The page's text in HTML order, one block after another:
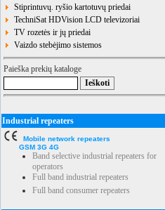
Stiprintuvų. ryšio kartotuvų priedai
TechniSat HDVision LCD televizoriai
TV rozetės ir jų priedai
Vaizdo stebėjimo sistemos
Paieška prekių kataloge
Industrial repeaters
Mobile network repeaters
GSM 3G 4G
Band selective industrial repeaters for
operators
Full band industrial repeaters
Full band consumer repeaters